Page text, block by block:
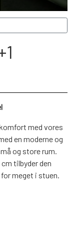
med vores
en moderne og
og store rum.
cm tilbyder den
meget i stuen.
cm (højde)